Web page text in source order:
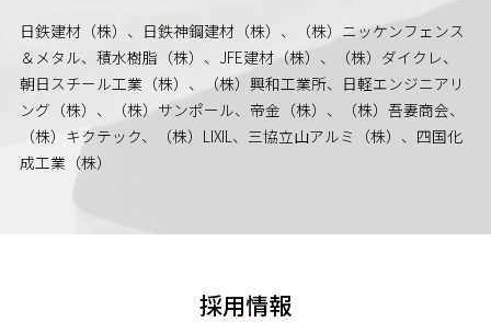
日鉄建材（株）、日鉄神鋼建材（株）、（株）ニッケンフェンス
＆メタル、積水樹脂（株）、JFE建材（株）、（株）ダイクレ、
朝日スチール工業（株）、（株）興和工業所、日軽エンジニアリ
ング（株）、（株）サンポール、帝金（株）、（株）吾妻商会、
（株）キクテック、（株）LIXIL、三協立山アルミ（株）、四国化
成工業（株）
採用情報